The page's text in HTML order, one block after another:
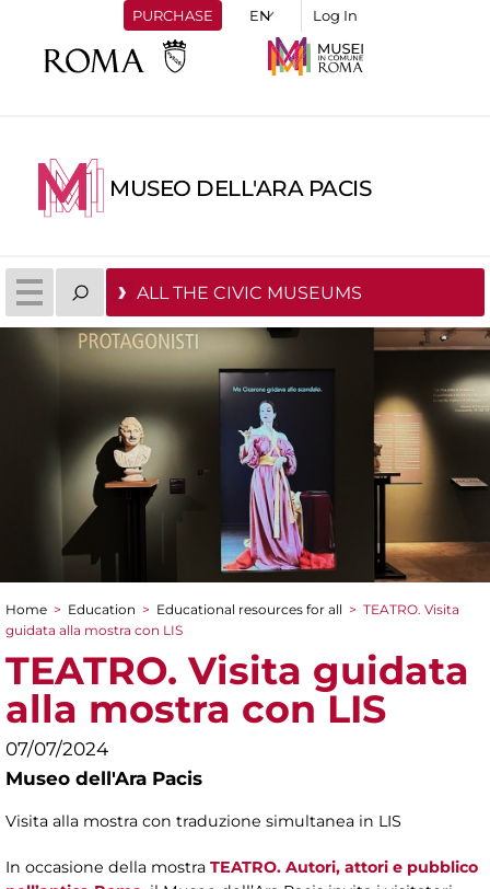
PURCHASE Log In
MUSEO DELL'ARA PACIS
ALL THE CIVIC MUSEUMS
You are here
Home > Education > Educational resources for all > TEATRO. Visita
guidata alla mostra con LIS
TEATRO. Visita guidata
alla mostra con LIS
07/07/2024
Museo dell'Ara Pacis
Visita alla mostra con traduzione simultanea in LIS
In occasione della mostra TEATRO. Autori, attori e pubblico